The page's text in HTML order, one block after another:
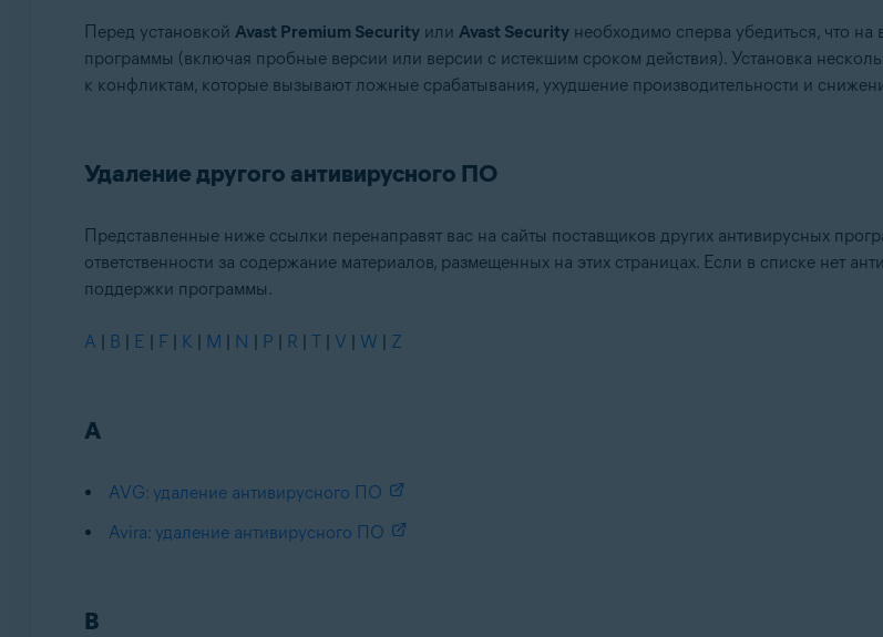
Операционные системы:
ОС Windows и MacOS
Перед установкой Avast Premium Securityили Avast Securityнеобходимо сперва убедиться, что
программы (включая пробные версии или версии с истекшим сроком действия). Установка
к конфликтам, которые вызывают ложные срабатывания, ухудшение производительности и
Удаление другого антивирусного ПО
Представленные ниже ссылки перенаправят вас на сайты поставщиков других антивирусных
ответственности за содержание материалов, размещенных на этих страницах. Если в списке нет
поддержки программы.
A | B | E | F | K | M | N | P | R | T | V | W | Z
A
AVG: удаление антивирусного ПО
Avira: удаление антивирусного ПО
B